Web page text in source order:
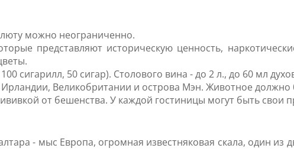
можно неограниченно.
представляют историческую ценность,
сигарилл, 50 сигар). Столового вина - до 2 л., до 60 мл
Великобритании и острова Мэн. Животное должно
от бешенства. У каждой гостиницы могут быть свои
- мыс Европа, огромная известняковая скала, один из